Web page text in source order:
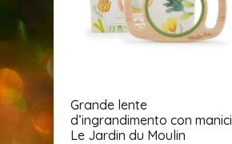
€ 14,90
Grande lente
d’ingrandimento con manici
Le Jardin du Moulin